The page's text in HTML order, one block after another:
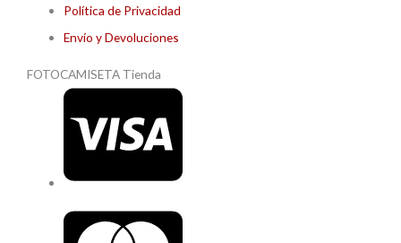
Política de Privacidad
Envío y Devoluciones
FOTOCAMISETA Tienda